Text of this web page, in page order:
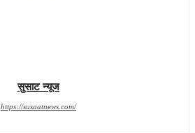
सुसाट न्यूज
https://susaatnews.com/